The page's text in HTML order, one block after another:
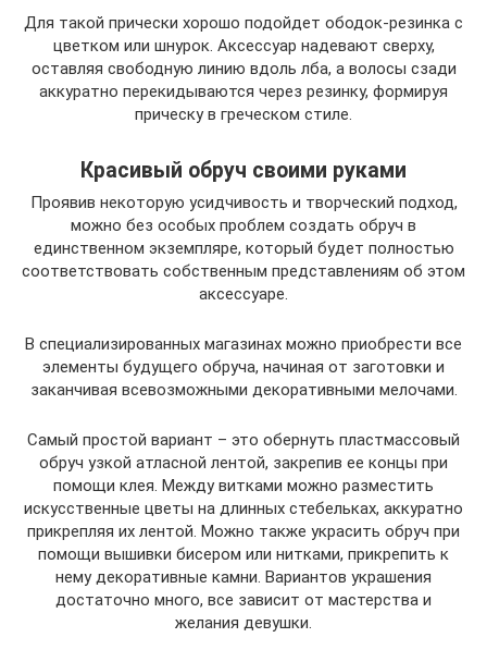
Для такой прически хорошо подойдет ободок-резинка с
цветком или шнурок. Аксессуар надевают сверху,
оставляя свободную линию вдоль лба, а волосы сзади
аккуратно перекидываются через резинку, формируя
прическу в греческом стиле.
Красивый обруч своими руками
Проявив некоторую усидчивость и творческий подход,
можно без особых проблем создать обруч в
единственном экземпляре, который будет полностью
соответствовать собственным представлениям об этом
аксессуаре.
В специализированных магазинах можно приобрести все
элементы будущего обруча, начиная от заготовки и
заканчивая всевозможными декоративными мелочами.
Самый простой вариант – это обернуть пластмассовый
обруч узкой атласной лентой, закрепив ее концы при
помощи клея. Между витками можно разместить
искусственные цветы на длинных стебельках, аккуратно
прикрепляя их лентой. Можно также украсить обруч при
помощи вышивки бисером или нитками, прикрепить к
нему декоративные камни. Вариантов украшения
достаточно много, все зависит от мастерства и
желания девушки.